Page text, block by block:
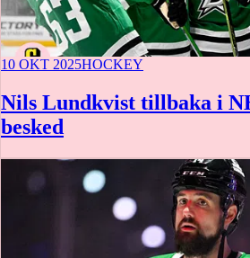
10 OKT 2025HOCKEY
Nils Lundkvist tillbaka i
besked